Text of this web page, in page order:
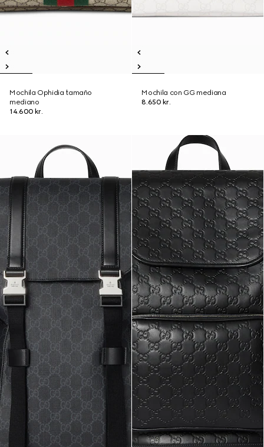
Mochila Ophidia tamaño
mediano
14.600 kr.
Mochila con GG mediana
8.650 kr.